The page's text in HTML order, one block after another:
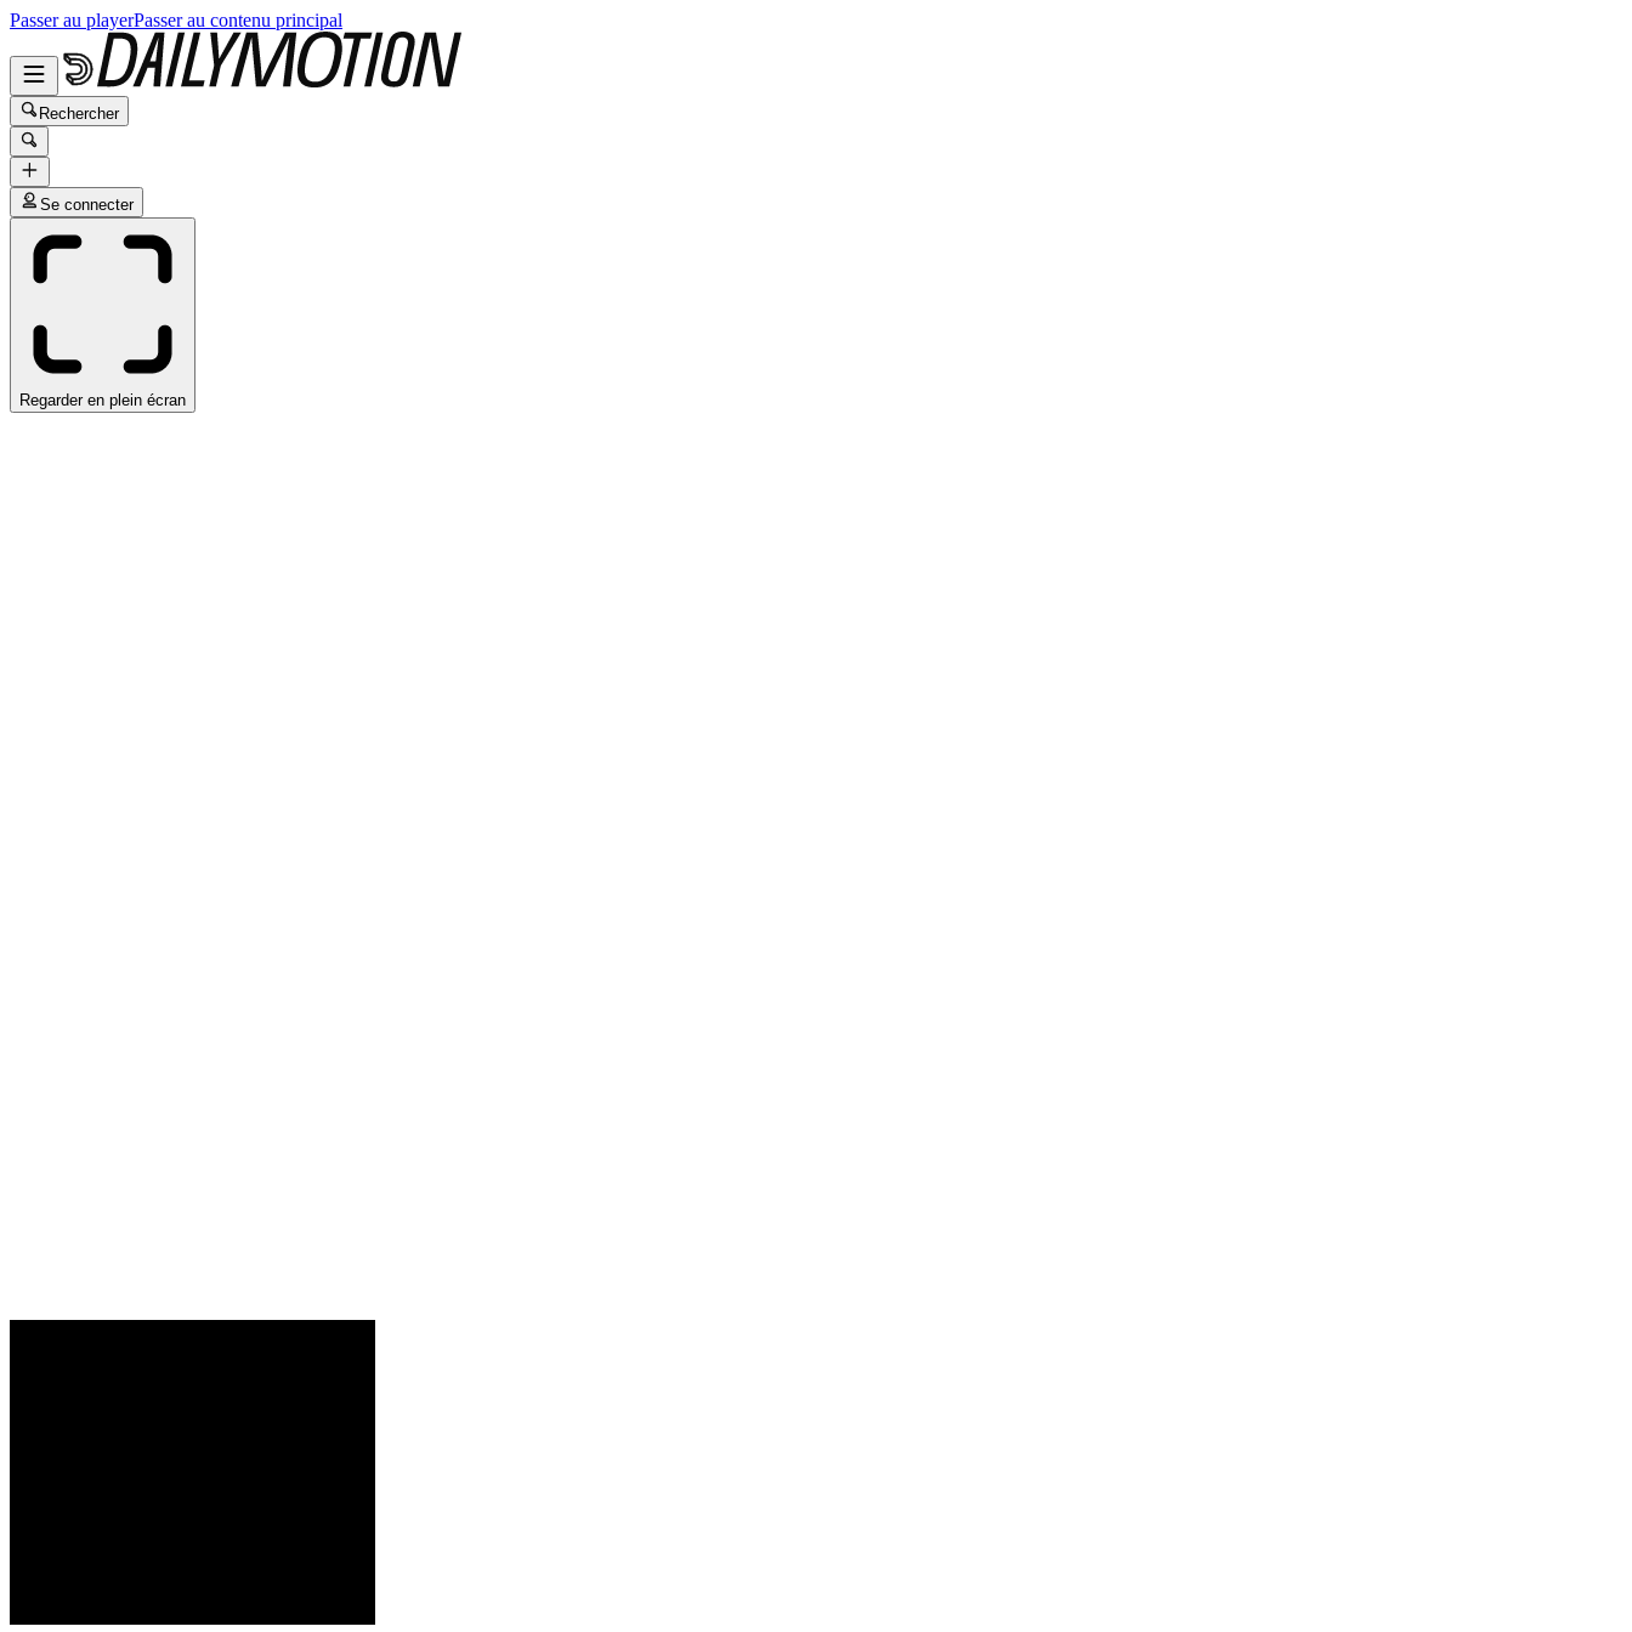
Passer au playerPasser au contenu principal
Rechercher
Se connecter
Regarder en plein écran